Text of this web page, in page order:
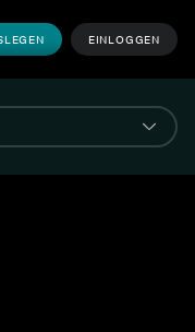
EINLOGGEN